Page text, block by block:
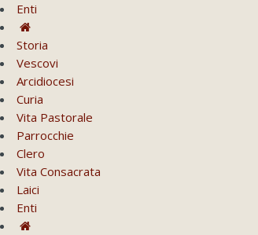
Enti
Storia
Vescovi
Arcidiocesi
Curia
Vita Pastorale
Parrocchie
Clero
Vita Consacrata
Laici
Enti